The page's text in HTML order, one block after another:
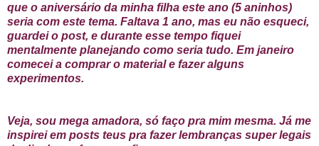
que o aniversário da minha filha este ano (5 aninhos)
seria com este tema. Faltava 1 ano, mas eu não esqueci,
guardei o post, e durante esse tempo fiquei
mentalmente planejando como seria tudo. Em janeiro
comecei a comprar o material e fazer alguns
experimentos.
Veja, sou mega amadora, só faço pra mim mesma. Já me
inspirei em posts teus pra fazer lembranças super legais